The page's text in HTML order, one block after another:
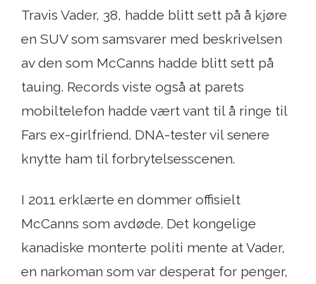
Travis Vader, 38, hadde blitt sett på å kjøre
en SUV som samsvarer med beskrivelsen
av den som McCanns hadde blitt sett på
tauing. Records viste også at parets
mobiltelefon hadde vært vant til å ringe til
Fars ex-girlfriend. DNA-tester vil senere
knytte ham til forbrytelsesscenen.
I 2011 erklærte en dommer offisielt
McCanns som avdøde. Det kongelige
kanadiske monterte politi mente at Vader,
en narkoman som var desperat for penger,